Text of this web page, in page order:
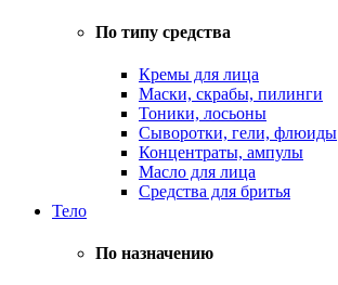
По типу средства
Кремы для лица
Маски, скрабы, пилинги
Тоники, лосьоны
Сыворотки, гели, флюиды
Концентраты, ампулы
Масло для лица
Средства для бритья
Тело
По назначению